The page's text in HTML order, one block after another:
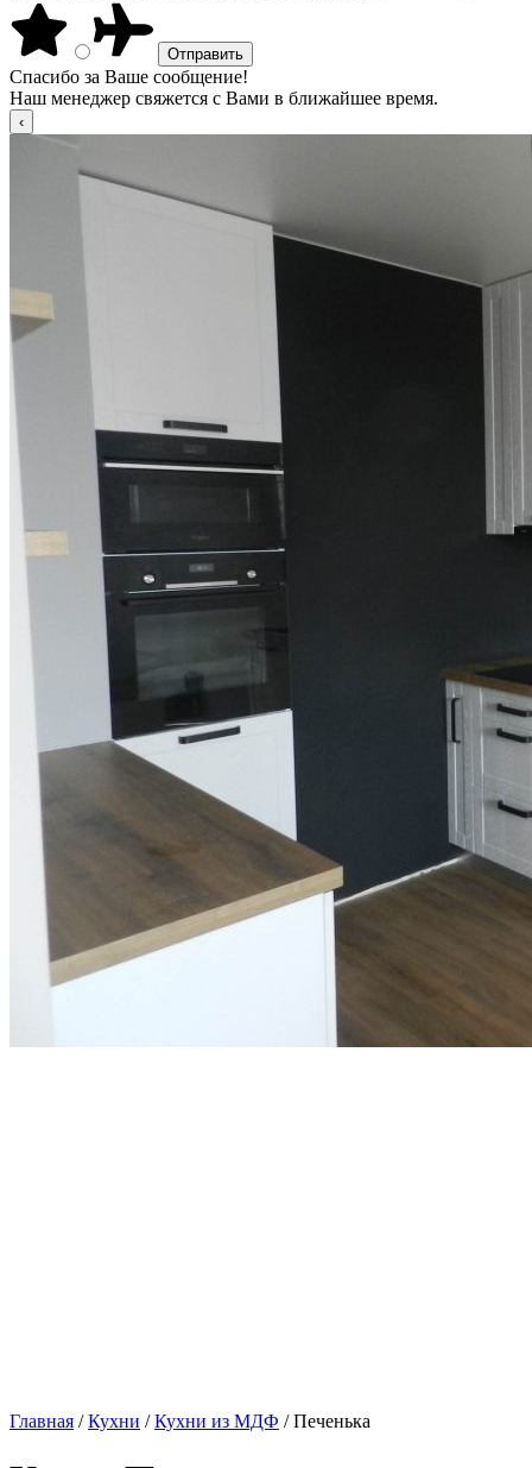
Спасибо за Ваше сообщение!
Наш менеджер свяжется с Вами в ближайшее время.
Главная /Кухни /Кухни из МДФ / Печенька